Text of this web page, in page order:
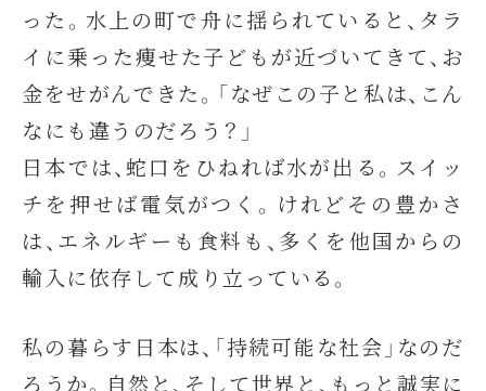
った。水上の町で舟に揺られていると、タラ
イに乗った痩せた子どもが近づいてきて、お
金をせがんできた。「なぜこの子と私は、こん
なにも違うのだろう？」
日本では、蛇口をひねれば水が出る。スイッ
チを押せば電気がつく。けれどその豊かさ
は、エネルギーも食料も、多くを他国からの
輸入に依存して成り立っている。
私の暮らす日本は、「持続可能な社会」なのだ
ろうか。自然と、そして世界と、もっと誠実に